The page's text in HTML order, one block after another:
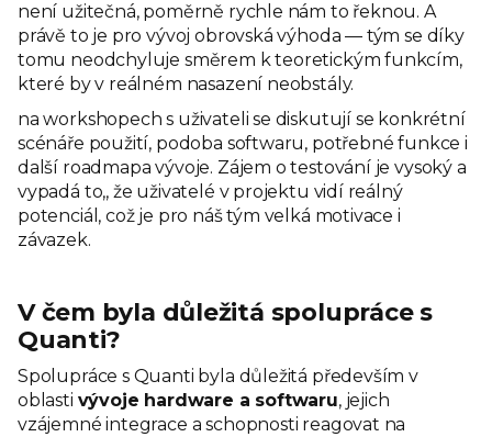
není užitečná, poměrně rychle nám to řeknou. A
právě to je pro vývoj obrovská výhoda — tým se díky
tomu neodchyluje směrem k teoretickým funkcím,
které by v reálném nasazení neobstály.
na workshopech s uživateli se diskutují se konkrétní
scénáře použití, podoba softwaru, potřebné funkce i
další roadmapa vývoje. Zájem o testování je vysoký a
vypadá to,, že uživatelé v projektu vidí reálný
potenciál, což je pro náš tým velká motivace i
závazek.
V čem byla důležitá spolupráce s
Quanti?
Spolupráce s Quanti byla důležitá především v
oblasti vývoje hardware a softwaru, jejich
vzájemné integrace a schopnosti reagovat na